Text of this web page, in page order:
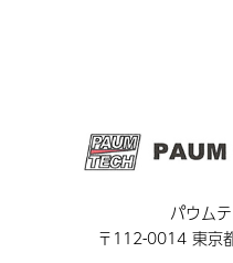
パウム
〒112-0014 東京